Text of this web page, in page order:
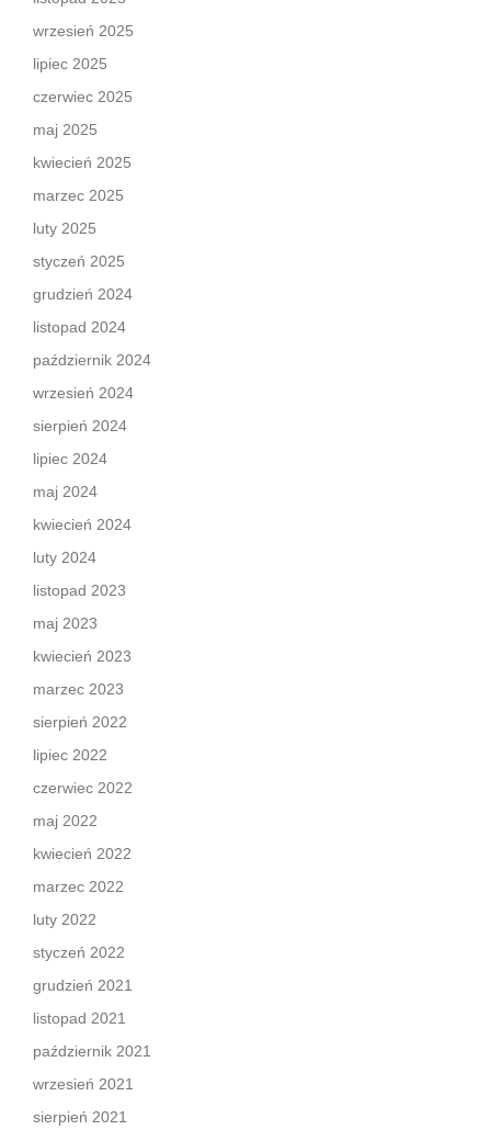
wrzesień 2025
lipiec 2025
czerwiec 2025
maj 2025
kwiecień 2025
marzec 2025
luty 2025
styczeń 2025
grudzień 2024
listopad 2024
październik 2024
wrzesień 2024
sierpień 2024
lipiec 2024
maj 2024
kwiecień 2024
luty 2024
listopad 2023
maj 2023
kwiecień 2023
marzec 2023
sierpień 2022
lipiec 2022
czerwiec 2022
maj 2022
kwiecień 2022
marzec 2022
luty 2022
styczeń 2022
grudzień 2021
listopad 2021
październik 2021
wrzesień 2021
sierpień 2021